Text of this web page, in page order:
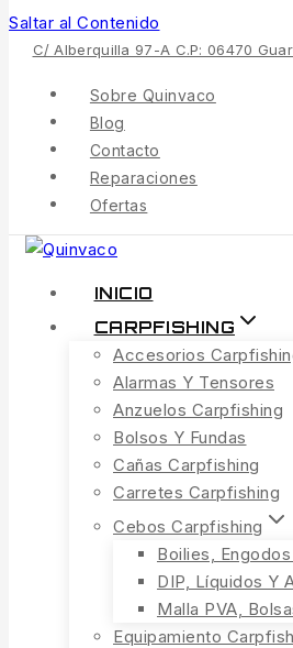
Saltar al Contenido
C/ Alberquilla 97-A C.P: 06470
Sobre Quinvaco
Blog
Contacto
Reparaciones
Ofertas
INICIO
CARPFISHING
Accesorios
Alarmas Y Tensores
Anzuelos Carpfishing
Bolsos Y Fundas
Cañas Carpfishing
Carretes Carpfishing
Cebos Carpfishing
Boilies,
DIP, Líquidos Y
Malla PVA,
Equipamiento